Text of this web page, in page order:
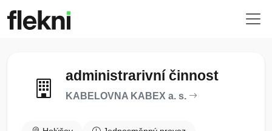
administrarivní činnost
KABELOVNA KABEX a. s.